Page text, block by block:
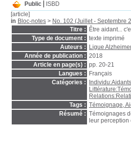
Public
ISBD
[article]
in Bloc-notes > No. 102 (Juillet - Septembre
Titre :
Être aidant...
Type de document : texte imprimé
Auteurs :
Ligue
Année de publication : 2018
Article en page(s) : pp. 20-21
Langues :
Français
Catégories :
Tags : Témoignage,
Résumé : Témoignages
leur